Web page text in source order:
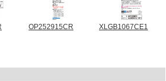
OP252915CR XLGB1067CE1